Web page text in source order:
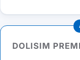
DOLISIM